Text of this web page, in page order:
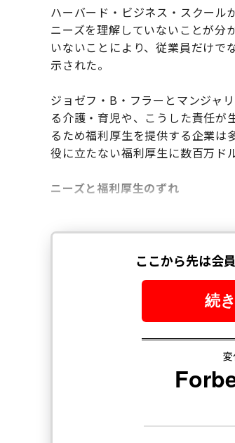
ハーバード・ビジネス・スクール
ニーズを理解していないことが分
いないことにより、従業員だけで
示された。
ジョゼフ・B・フラーとマンジャ
る介護・育児や、こうした責任が
るため福利厚生を提供する企業は
役に立たない福利厚生に数百万ド
ニーズと福利厚生のずれ